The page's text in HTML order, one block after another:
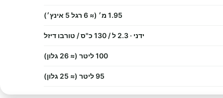
1.95 מ׳ (≈ 6 רגל 5 אינץ׳)
ידני · 2.3 ל / 130 כ"ס / טורבו דיזל
100 ליטר (≈ 26 גלון)
95 ליטר (≈ 25 גלון)